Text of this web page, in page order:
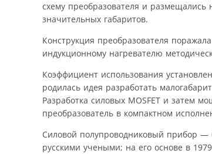
схему преобразователя и размещались
значительных габаритов.
Конструкция преобразователя
индукционному нагревателю
Коэффициент использования
родилась идея разработать
Разработка силовых MOSFET и затем
преобразователь в компактном
Силовой полупроводниковый прибор
русскими учеными; на его основе в